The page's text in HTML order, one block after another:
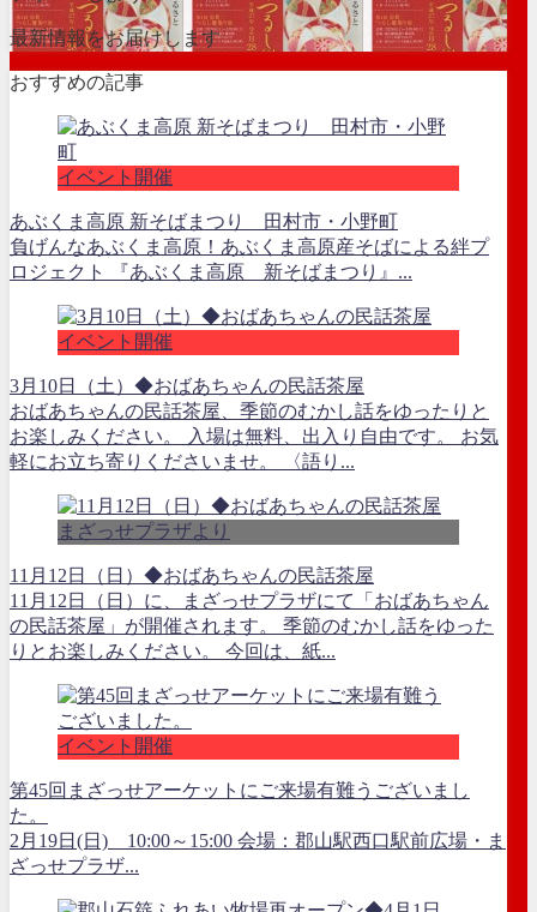
最新情報をお届けします
おすすめの記事
イベント開催
あぶくま高原 新そばまつり 田村市・小野町
負げんなあぶくま高原！あぶくま高原産そばによる絆プ
ロジェクト 『あぶくま高原 新そばまつり』...
イベント開催
3月10日（土）◆おばあちゃんの民話茶屋
おばあちゃんの民話茶屋、季節のむかし話をゆったりと
お楽しみください。 入場は無料、出入り自由です。 お気
軽にお立ち寄りくださいませ。 〈語り...
まざっせプラザより
11月12日（日）◆おばあちゃんの民話茶屋
11月12日（日）に、まざっせプラザにて「おばあちゃん
の民話茶屋」が開催されます。 季節のむかし話をゆった
りとお楽しみください。 今回は、紙...
イベント開催
第45回まざっせアーケットにご来場有難うございまし
た。
2月19日(日) 10:00～15:00 会場：郡山駅西口駅前広場・ま
ざっせプラザ...